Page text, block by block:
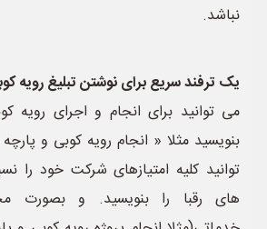
نباشد.
یک ترفند سریع برای نوشتن تبلیغ رویه
می توانید برای انجام و اجرای رویه
بنویسید مثلا « انجام رویه کوبی و
توانید کلیه امتیازهای شرکت خود را
های رقبا را بنویسید. و بصورت